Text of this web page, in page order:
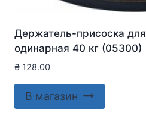
Держатель-присоска для
одинарная 40 кг (05300)
₴ 128.00
В магазин